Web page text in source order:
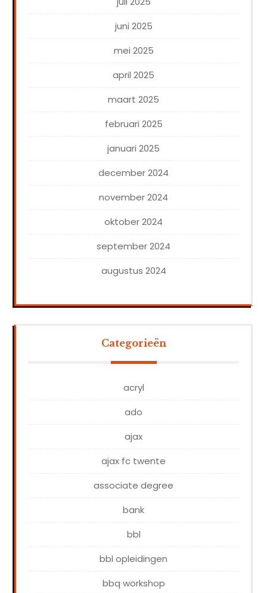
juni 2025
mei 2025
april 2025
maart 2025
februari 2025
januari 2025
december 2024
november 2024
oktober 2024
september 2024
augustus 2024
Categorieën
acryl
ado
ajax
ajax fc twente
associate degree
bank
bbl
bbl opleidingen
bbq workshop